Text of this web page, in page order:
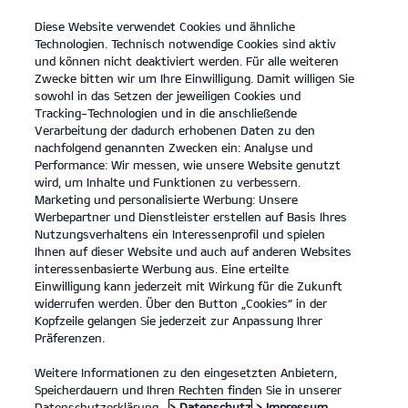
open
menu
KONTAKT
SONDERFAHRZEUGE
SONDERFAHRZEUGE
Kia Fleet Services.
Kia EV3 Elektromotor, Frontantrieb, 81,4-kWh-Batterie GT-line
(Strom/Reduktionsgetriebe); 150 kW (204 PS): Stromverbrauch kombiniert
Diese Website verwendet Cookies und ähnliche
Technologien. Technisch notwendige Cookies sind aktiv
und können nicht deaktiviert werden. Für alle weiteren
Zwecke bitten wir um Ihre Einwilligung. Damit willigen Sie
sowohl in das Setzen der jeweiligen Cookies und
Tracking-Technologien und in die anschließende
Verarbeitung der dadurch erhobenen Daten zu den
nachfolgend genannten Zwecken ein: Analyse und
Performance: Wir messen, wie unsere Website genutzt
wird, um Inhalte und Funktionen zu verbessern.
Marketing und personalisierte Werbung: Unsere
Werbepartner und Dienstleister erstellen auf Basis Ihres
Nutzungsverhaltens ein Interessenprofil und spielen
Ihnen auf dieser Website und auch auf anderen Websites
interessenbasierte Werbung aus. Eine erteilte
Einwilligung kann jederzeit mit Wirkung für die Zukunft
widerrufen werden. Über den Button „Cookies“ in der
Kopfzeile gelangen Sie jederzeit zur Anpassung Ihrer
Präferenzen.
Weitere Informationen zu den eingesetzten Anbietern,
Speicherdauern und Ihren Rechten finden Sie in unserer